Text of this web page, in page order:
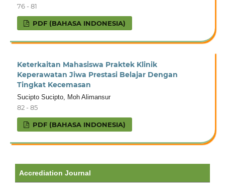
76 - 81
PDF (BAHASA INDONESIA)
Keterkaitan Mahasiswa Praktek Klinik
Keperawatan Jiwa Prestasi Belajar Dengan
Tingkat Kecemasan
Sucipto Sucipto, Moh Alimansur
82 - 85
PDF (BAHASA INDONESIA)
Accrediation Journal